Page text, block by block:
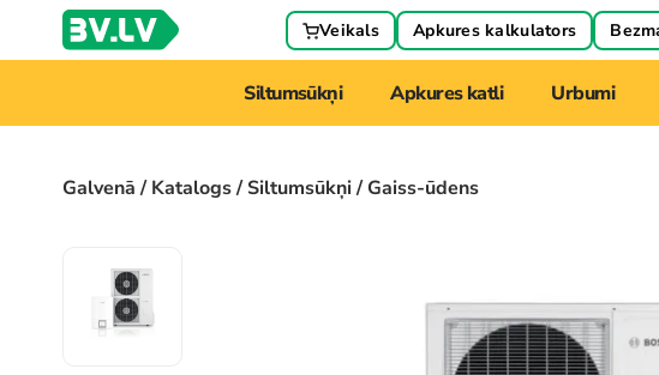
Veikals Apkures kalkulators
Siltumsūkņi Apkures katli Urbumi
Galvenā/Katalogs/Siltumsūkņi/ Gaiss-ūdens